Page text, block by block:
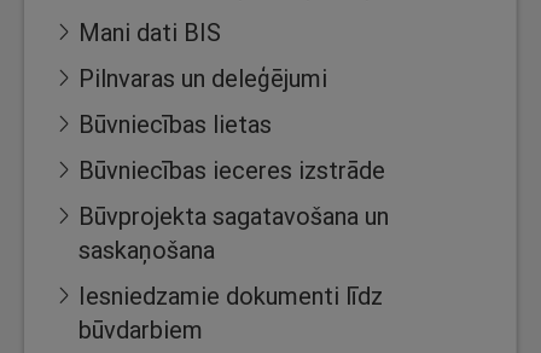
Mani dati BIS
Pilnvaras un deleģējumi
Būvniecības lietas
Būvniecības ieceres izstrāde
Būvprojekta sagatavošana un
saskaņošana
Iesniedzamie dokumenti līdz
būvdarbiem